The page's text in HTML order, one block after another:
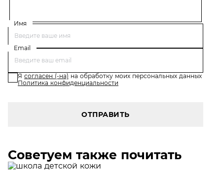
Имя
Email
Я согласен (-на) на обработку моих персональных данных
Политика конфиденциальности
ОТПРАВИТЬ
Советуем также почитать